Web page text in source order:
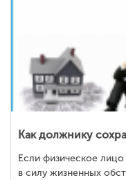
Как должнику
Если физическое лицо
в силу жизненных